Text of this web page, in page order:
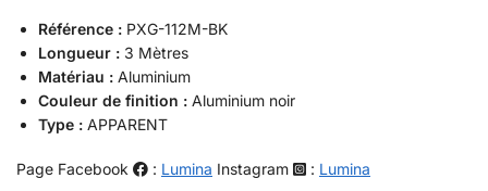
Référence : PXG-112M-BK
Longueur : 3 Mètres
Matériau : Aluminium
Couleur de finition : Aluminium noir
Type : APPARENT
Page Facebook : Lumina Instagram : Lumina